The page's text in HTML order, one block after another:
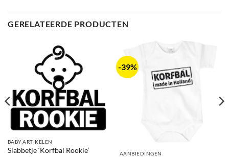
GERELATEERDE PRODUCTEN
BABY ARTIKELEN
Slabbetje ‘Korfbal Rookie’
-39%
AANBIEDINGEN